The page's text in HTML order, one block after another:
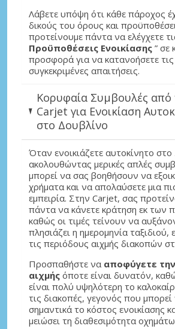
Λάβετε υπόψη ότι κάθε πάροχος
δικούς του όρους και
προτείνουμε πάντα να ελέγχετε
Προϋποθέσεις Ενοικίασης ” σε
προσφορά για να κατανοήσετε τις
συγκεκριμένες απαιτήσεις.
Κορυφαία Συμβουλές από
Carjet για Ενοικίαση
στο Δουβλίνο
Όταν ενοικιάζετε αυτοκίνητο
ακολουθώντας μερικές απλές
μπορεί να σας βοηθήσουν να
χρήματα και να απολαύσετε μια
εμπειρία. Στην Carjet, σας
πάντα να κάνετε κράτηση εκ των
καθώς οι τιμές τείνουν να
πλησιάζει η ημερομηνία ταξιδιού,
τις περιόδους αιχμής διακοπών
Προσπαθήστε να αποφύγετε
αιχμής όποτε είναι δυνατόν,
είναι πολύ υψηλότερη το
τις διακοπές, γεγονός που μπορεί
σημαντικά το κόστος ενοικίασης
μειώσει τη διαθεσιμότητα